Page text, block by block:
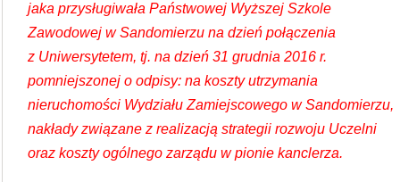
jaka przysługiwała Państwowej Wyższej Szkole
Zawodowej w Sandomierzu na dzień połączenia
z Uniwersytetem, tj. na dzień 31 grudnia 2016 r.
pomniejszonej o odpisy: na koszty utrzymania
nieruchomości Wydziału Zamiejscowego w Sandomierzu,
nakłady związane z realizacją strategii rozwoju Uczelni
oraz koszty ogólnego zarządu w pionie kanclerza.